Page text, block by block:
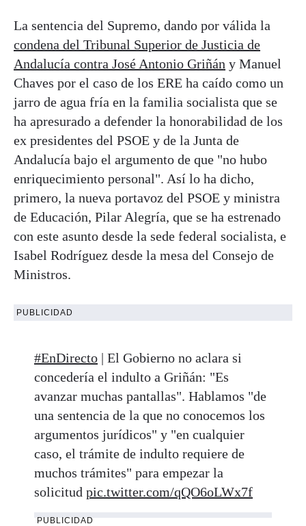
La sentencia del Supremo, dando por válida la
condena del Tribunal Superior de Justicia de
Andalucía contra José Antonio Griñán y Manuel
Chaves por el caso de los ERE ha caído como un
jarro de agua fría en la familia socialista que se
ha apresurado a defender la honorabilidad de los
ex presidentes del PSOE y de la Junta de
Andalucía bajo el argumento de que "no hubo
enriquecimiento personal". Así lo ha dicho,
primero, la nueva portavoz del PSOE y ministra
de Educación, Pilar Alegría, que se ha estrenado
con este asunto desde la sede federal socialista, e
Isabel Rodríguez desde la mesa del Consejo de
Ministros.
PUBLICIDAD
#EnDirecto | El Gobierno no aclara si
concedería el indulto a Griñán: "Es
avanzar muchas pantallas". Hablamos "de
una sentencia de la que no conocemos los
argumentos jurídicos" y "en cualquier
caso, el trámite de indulto requiere de
muchos trámites" para empezar la
solicitud pic.twitter.com/qQO6oLWx7f
PUBLICIDAD